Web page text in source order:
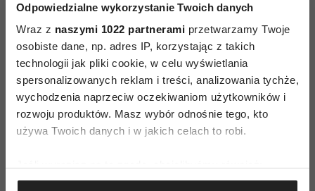
Odpowiedzialne wykorzystanie Twoich danych
Wraz z naszymi 1022 partnerami przetwarzamy Twoje
osobiste dane, np. adres IP, korzystając z takich
technologii jak pliki cookie, w celu wyświetlania
spersonalizowanych reklam i treści, analizowania tychże,
wychodzenia naprzeciw oczekiwaniom użytkowników i
rozwoju produktów. Masz wybór odnośnie tego, kto
używa Twoich danych i w jakich celach to robi.
Gromadzić dane dotyczące Twojej lokalizacji
ZAMÓW